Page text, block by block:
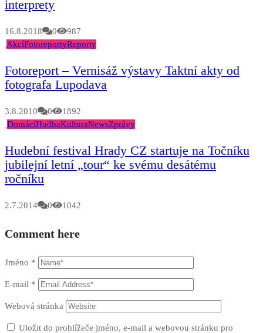
interprety
16.8.2018 0
987
AkcíFotoreportyReporty
Fotoreport – Vernisáž výstavy Taktní akty od
fotografa Lupodava
3.8.2010 0
1892
DomácíHudbaKulturaNewsZprávy
Hudební festival Hrady CZ startuje na Točníku
jubilejní letní „tour“ ke svému desátému
ročníku
2.7.2014 0 1042
Comment here
Jméno *
E-mail *
Webová stránka
Uložit do prohlížeče jméno, e-mail a webovou stránku pro